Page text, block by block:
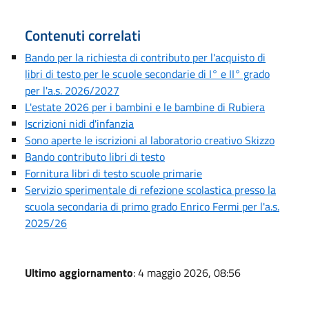
Contenuti correlati
Bando per la richiesta di contributo per l'acquisto di
libri di testo per le scuole secondarie di I° e II° grado
per l'a.s. 2026/2027
L'estate 2026 per i bambini e le bambine di Rubiera
Iscrizioni nidi d'infanzia
Sono aperte le iscrizioni al laboratorio creativo Skizzo
Bando contributo libri di testo
Fornitura libri di testo scuole primarie
Servizio sperimentale di refezione scolastica presso la
scuola secondaria di primo grado Enrico Fermi per l'a.s.
2025/26
Ultimo aggiornamento: 4 maggio 2026, 08:56